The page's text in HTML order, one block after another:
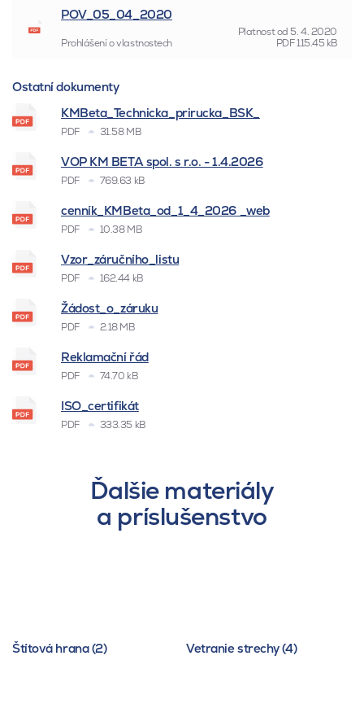
POV_05_04_2020
Platnost od 5. 4. 2020
Prohlášení o vlastnostech
PDF115.45 kB
Ostatní dokumenty
KMBeta_Technicka_prirucka_BSK_
PDF 31.58 MB
VOP KM BETA spol. s r.o. - 1.4.2026
PDF 769.63 kB
cenník_KMBeta_od_1_4_2026 _web
PDF 10.38 MB
Vzor_záručního_listu
PDF 162.44 kB
Žádost_o_záruku
PDF 2.18 MB
Reklamační řád
PDF 74.70 kB
ISO_certifikát
PDF 333.35 kB
Ďalšie materiály
a príslušenstvo
Štítová hrana (2) Vetranie strechy (4)